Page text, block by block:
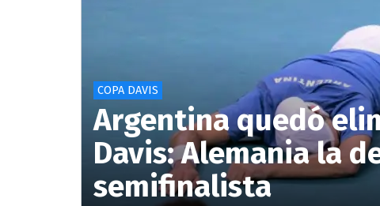
COPA DAVIS
Argentina quedó
Davis: Alemania la
semifinalista